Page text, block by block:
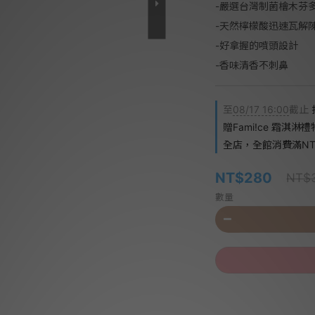
-嚴選台灣制菌檜木芬
-天然檸檬酸迅速瓦解
-好拿握的噴頭設計
-香味清香不刺鼻
至08/17 16:00截止
贈Fami!ce 霜淇淋禮
全店，全館消費滿
NT$280
數量